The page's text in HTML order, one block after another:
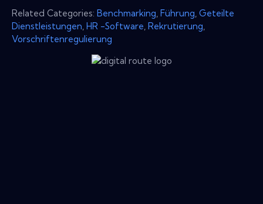
Related Categories: Benchmarking Führung Geteilte
Dienstleistungen HR -Software Rekrutierung
Vorschriftenregulierung